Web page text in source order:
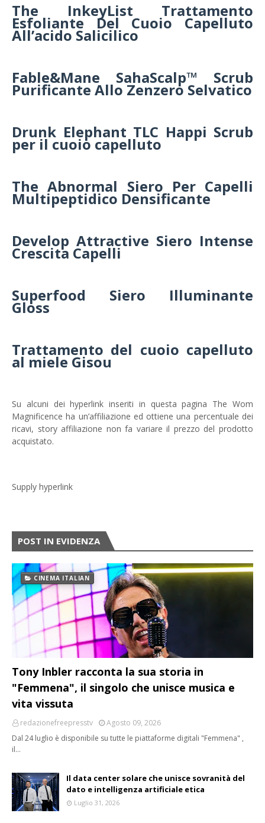
The InkeyList Trattamento
Esfoliante Del Cuoio Capelluto
All’acido Salicilico
Fable&Mane SahaScalp™ Scrub
Purificante Allo Zenzero Selvatico
Drunk Elephant TLC Happi Scrub
per il cuoio capelluto
The Abnormal Siero Per Capelli
Multipeptidico Densificante
Develop Attractive Siero Intense
Crescita Capelli
Superfood Siero Illuminante
Gloss
Trattamento del cuoio capelluto
al miele Gisou
Su alcuni dei hyperlink inseriti in questa pagina The Wom
Magnificence ha un’affiliazione ed ottiene una percentuale dei
ricavi, story affiliazione non fa variare il prezzo del prodotto
acquistato.
Supply hyperlink
POST IN EVIDENZA
CINEMA ITALIAN
Tony Inbler racconta la sua storia in
"Femmena", il singolo che unisce musica e
vita vissuta
redazionefreepresstv
Agosto 09, 2026
Dal 24 luglio è disponibile su tutte le piattaforme digitali "Femmena" ,
il…
Il data center solare che unisce sovranità del
dato e intelligenza artificiale etica
Luglio 31, 2026